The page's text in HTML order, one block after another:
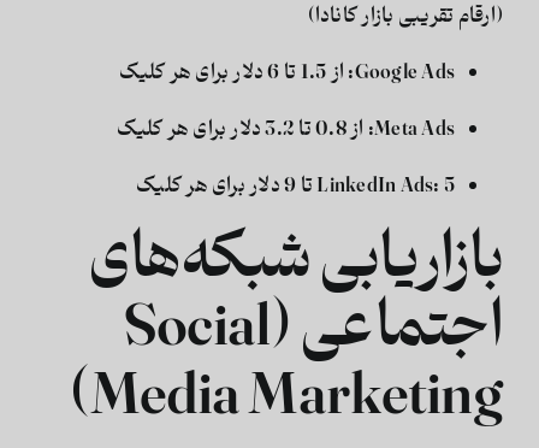
(ارقام تقریبی بازار کانادا)
Google Ads: از 1.5 تا 6 دلار برای هر کلیک
Meta Ads: از 0.8 تا 3.2 دلار برای هر کلیک
LinkedIn Ads: 5 تا 9 دلار برای هر کلیک
بازاریابی شبکه‌های
اجتماعی (Social
Media Marketing)